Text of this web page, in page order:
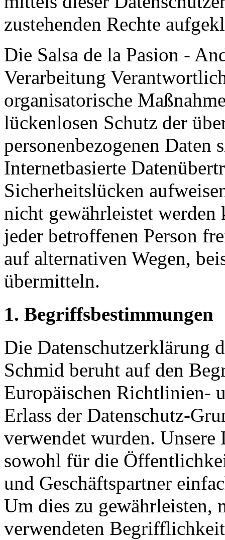
zustehenden Rechte
Die Salsa de la Pasion -
Verarbeitung
organisatorische
lückenlosen Schutz der
personenbezogenen Daten
Internetbasierte
Sicherheitslücken
nicht gewährleistet werden
jeder betroffenen Person
auf alternativen Wegen,
übermitteln.
1. Begriffsbestimmungen
Die Datenschutzerklärung
Schmid beruht auf den
Europäischen Richtlinien-
Erlass der Datenschutz-
verwendet wurden.
sowohl für die
und Geschäftspartner
Um dies zu gewährleisten,
verwendeten